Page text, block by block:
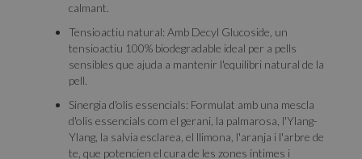
calmant.
Tensioactiu natural: Amb Decyl Glucoside, un
tensioactiu 100% biodegradable ideal per a pells
sensibles que ajuda a mantenir l'equilibri natural de la
pell.
Sinergia d'olis essencials: Formulat amb una mescla
d'olis essencials com el gerani, la palmarosa, l'Ylang-
Ylang, la salvia esclarea, el llimona, l'aranja i l'arbre de
te, que potencien el cura de les zones íntimes i